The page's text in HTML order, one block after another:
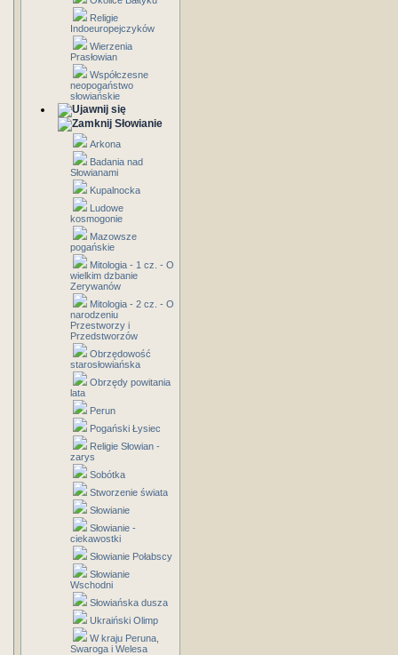
Religie
Indoeuropejczyków
Wierzenia
Prasłowian
Współczesne
neopogaństwo
słowiańskie
Słowianie
Arkona
Badania nad
Słowianami
Kupalnocka
Ludowe
kosmogonie
Mazowsze
pogańskie
Mitologia - 1 cz. - O
wielkim dzbanie
Zerywanów
Mitologia - 2 cz. - O
narodzeniu
Przestworzy i
Przedstworzów
Obrzędowość
starosłowiańska
Obrzędy powitania
lata
Perun
Pogański Łysiec
Religie Słowian -
zarys
Sobótka
Stworzenie świata
Słowianie
Słowianie -
ciekawostki
Słowianie Połabscy
Słowianie
Wschodni
Słowiańska dusza
Ukraiński Olimp
W kraju Peruna,
Swaroga i Welesa